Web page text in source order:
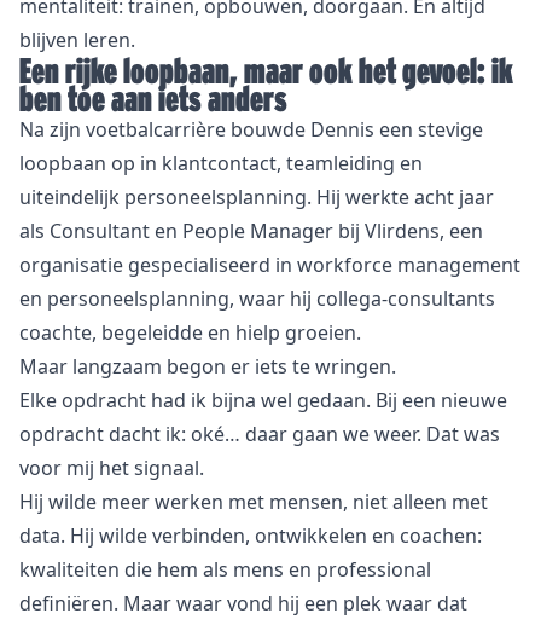
mentaliteit: trainen, opbouwen, doorgaan. En altijd
blijven leren.
Een rijke loopbaan, maar ook het gevoel: ik
ben toe aan iets anders
Na zijn voetbalcarrière bouwde Dennis een stevige
loopbaan op in klantcontact, teamleiding en
uiteindelijk personeelsplanning. Hij werkte acht jaar
als Consultant en People Manager bij Vlirdens, een
organisatie gespecialiseerd in workforce management
en personeelsplanning, waar hij collega-consultants
coachte, begeleidde en hielp groeien.
Maar langzaam begon er iets te wringen.
Elke opdracht had ik bijna wel gedaan. Bij een nieuwe
opdracht dacht ik: oké… daar gaan we weer. Dat was
voor mij het signaal.
Hij wilde meer werken met mensen, niet alleen met
data. Hij wilde verbinden, ontwikkelen en coachen:
kwaliteiten die hem als mens en professional
definiëren. Maar waar vond hij een plek waar dat